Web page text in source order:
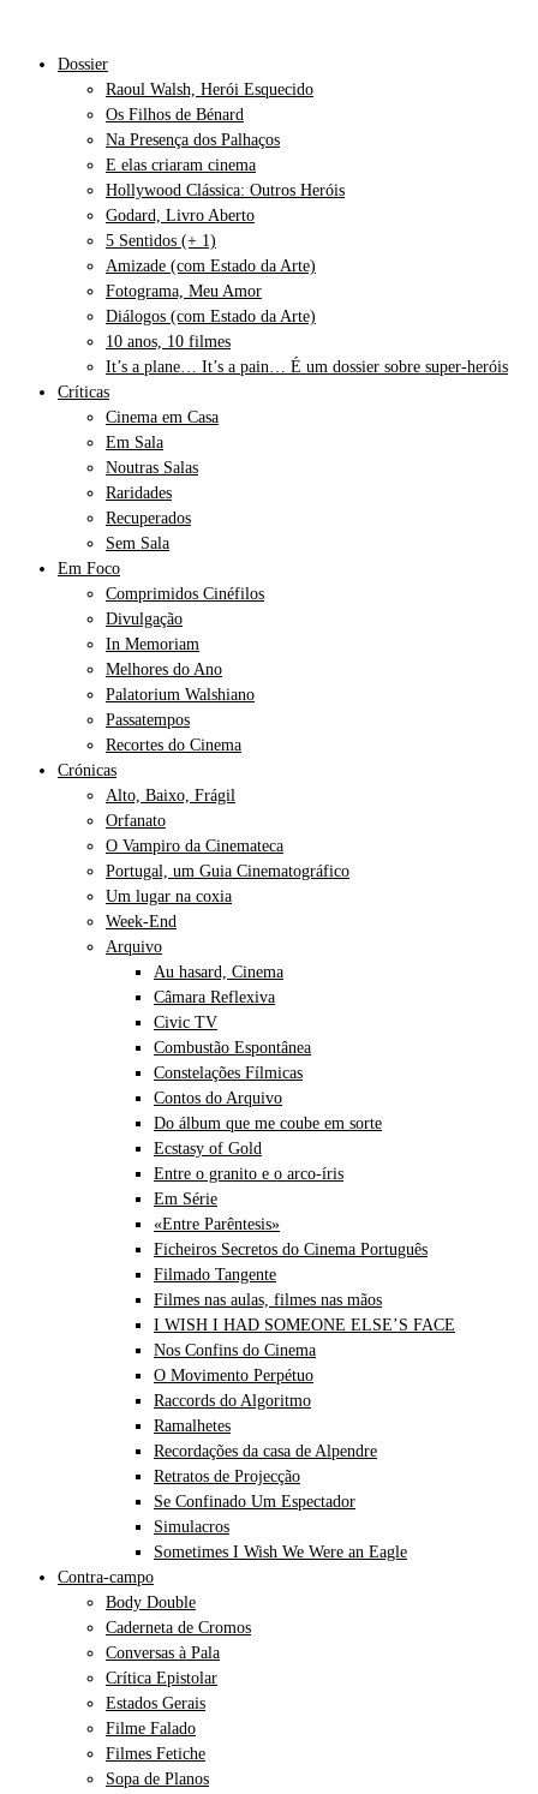
Dossier
Raoul Walsh, Herói Esquecido
Os Filhos de Bénard
Na Presença dos Palhaços
E elas criaram cinema
Hollywood Clássica: Outros Heróis
Godard, Livro Aberto
5 Sentidos (+ 1)
Amizade (com Estado da Arte)
Fotograma, Meu Amor
Diálogos (com Estado da Arte)
10 anos, 10 filmes
It’s a plane… It’s a pain… É um dossier sobre super-heróis
Críticas
Cinema em Casa
Em Sala
Noutras Salas
Raridades
Recuperados
Sem Sala
Em Foco
Comprimidos Cinéfilos
Divulgação
In Memoriam
Melhores do Ano
Palatorium Walshiano
Passatempos
Recortes do Cinema
Crónicas
Alto, Baixo, Frágil
Orfanato
O Vampiro da Cinemateca
Portugal, um Guia Cinematográfico
Um lugar na coxia
Week-End
Arquivo
Au hasard, Cinema
Câmara Reflexiva
Civic TV
Combustão Espontânea
Constelações Fílmicas
Contos do Arquivo
Do álbum que me coube em sorte
Ecstasy of Gold
Entre o granito e o arco-íris
Em Série
«Entre Parêntesis»
Ficheiros Secretos do Cinema Português
Filmado Tangente
Filmes nas aulas, filmes nas mãos
I WISH I HAD SOMEONE ELSE’S FACE
Nos Confins do Cinema
O Movimento Perpétuo
Raccords do Algoritmo
Ramalhetes
Recordações da casa de Alpendre
Retratos de Projecção
Se Confinado Um Espectador
Simulacros
Sometimes I Wish We Were an Eagle
Contra-campo
Body Double
Caderneta de Cromos
Conversas à Pala
Crítica Epistolar
Estados Gerais
Filme Falado
Filmes Fetiche
Sopa de Planos